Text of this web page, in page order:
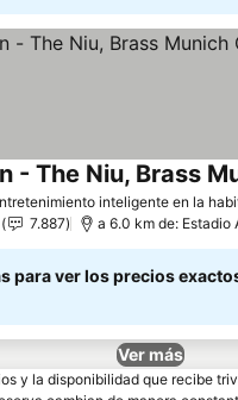
inteligente en la
7.887 a 6.0 km de: Estadio
para ver los precios
Ver más
y la disponibilidad que recibe